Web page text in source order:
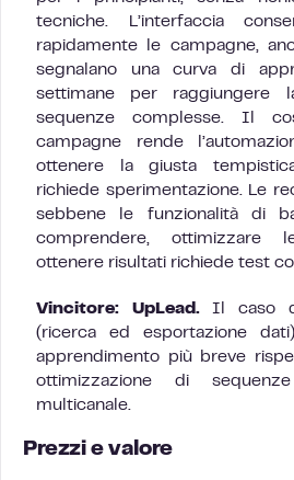
tecniche. L’interfaccia
rapidamente le campagne,
segnalano una curva di
settimane per raggiungere
sequenze complesse. Il
campagne rende
ottenere la giusta
richiede sperimentazione. Le
sebbene le funzionalità di
comprendere, ottimizzare
ottenere risultati richiede test
Vincitore: UpLead.Il caso
(ricerca ed esportazione
apprendimento più breve
ottimizzazione di
multicanale.
Prezzi e valore